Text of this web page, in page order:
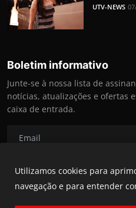
UTV-NEWS
Boletim informativo
Junte-se à nossa lista de
notícias, atualizações e ofertas
caixa de entrada.
Utilizamos cookies para
navegação e para entender